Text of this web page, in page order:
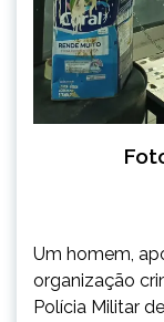
Um homem,
organização
Polícia Militar